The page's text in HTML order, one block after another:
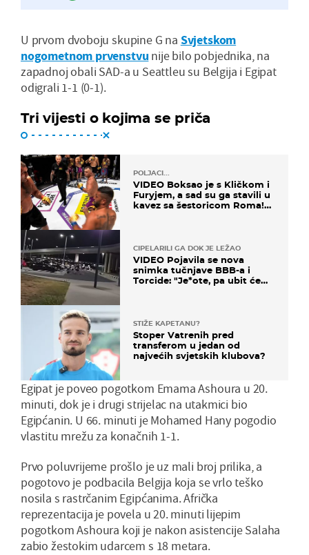
U prvom dvoboju skupine G na Svjetskom
nogometnom prvenstvu nije bilo pobjednika, na
zapadnoj obali SAD-a u Seattleu su Belgija i Egipat
odigrali 1-1 (0-1).
Tri vijesti o kojima se priča
POLJACI...
VIDEO Boksao je s Kličkom i
Furyjem, a sad su ga stavili u
kavez sa šestoricom Roma!
CIPELARILI GA DOK JE LEŽAO
VIDEO Pojavila se nova
snimka tučnjave BBB-a i
Torcide: "Je*ote, pa ubit će
STIŽE KAPETANU?
Stoper Vatrenih pred
transferom u jedan od
najvećih svjetskih klubova?
Egipat je poveo pogotkom Emama Ashoura u 20.
minuti, dok je i drugi strijelac na utakmici bio
Egipćanin. U 66. minuti je Mohamed Hany pogodio
vlastitu mrežu za konačnih 1-1.
Prvo poluvrijeme prošlo je uz mali broj prilika, a
pogotovo je podbacila Belgija koja se vrlo teško
nosila s rastrčanim Egipćanima. Afrička
reprezentacija je povela u 20. minuti lijepim
pogotkom Ashoura koji je nakon asistencije Salaha
zabio žestokim udarcem s 18 metara.